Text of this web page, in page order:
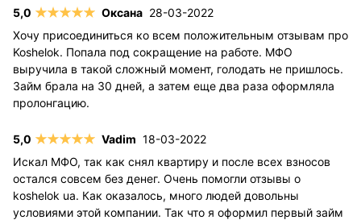
Оксана 28-03-2022
Хочу присоединиться ко всем положительным отзывам про
Koshelok. Попала под сокращение на работе. МФО
выручила в такой сложный момент, голодать не пришлось.
Займ брала на 30 дней, а затем еще два раза оформляла
пролонгацию.
Vadim 18-03-2022
Искал МФО, так как снял квартиру и после всех взносов
остался совсем без денег. Очень помогли отзывы о
koshelok ua. Как оказалось, много людей довольны
условиями этой компании. Так что я оформил первый займ